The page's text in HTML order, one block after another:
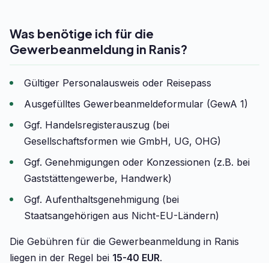
Was benötige ich für die
Gewerbeanmeldung in Ranis?
Gültiger Personalausweis oder Reisepass
Ausgefülltes Gewerbeanmeldeformular (GewA 1)
Ggf. Handelsregisterauszug (bei
Gesellschaftsformen wie GmbH, UG, OHG)
Ggf. Genehmigungen oder Konzessionen (z.B. bei
Gaststättengewerbe, Handwerk)
Ggf. Aufenthaltsgenehmigung (bei
Staatsangehörigen aus Nicht-EU-Ländern)
Die Gebühren für die Gewerbeanmeldung in Ranis
liegen in der Regel bei 15-40 EUR.